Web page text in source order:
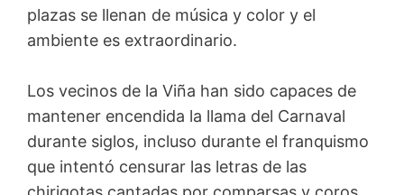
plazas se llenan de música y color y el
ambiente es extraordinario.
Los vecinos de la Viña han sido capaces de
mantener encendida la llama del Carnaval
durante siglos, incluso durante el franquismo
que intentó censurar las letras de las